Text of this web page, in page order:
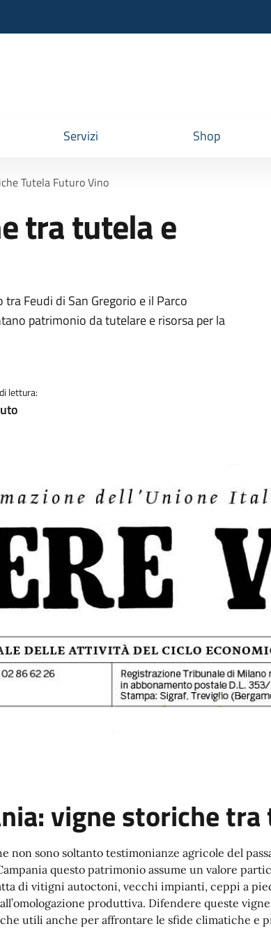
Servizi Shop
Tutela Futuro Vino
tra tutela e
Feudi di San Gregorio e il Parco
patrimonio da tutelare e risorsa per la
lettura:
vigne storiche
non sono soltanto testimonianze agricole del
questo patrimonio assume un valore
di vitigni autoctoni, vecchi impianti, ceppi a
produttiva. Difendere queste
utili anche per affrontare le sfide climatiche e